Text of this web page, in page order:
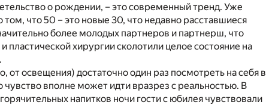
о рождении, – это современный тренд. Уже
что 50 – это новые 30, что недавно расставшиеся
более молодых партнеров и партнерш, что
пластической хирургии сколотили целое состояние на
от освещения) достаточно один раз посмотреть на себя в
чувство вполне может идти вразрез с реальностью. В
напитков ночи гости с юбилея чувствовали